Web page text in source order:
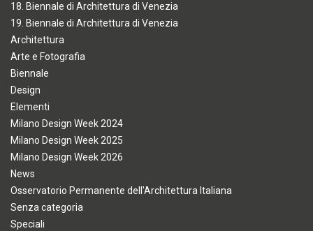
18. Biennale di Architettura di Venezia
19. Biennale di Architettura di Venezia
Architettura
Arte e Fotografia
Biennale
Design
Elementi
Milano Design Week 2024
Milano Design Week 2025
Milano Design Week 2026
News
Osservatorio Permanente dell'Architettura Italiana
Senza categoria
Speciali